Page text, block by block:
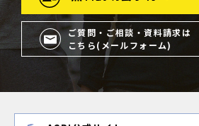
ご質問・ご相談・資料請求は
こちら(メールフォーム)